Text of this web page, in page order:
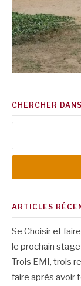
CHERCHER
ARTICLES
Se Choisir et
le prochain stage
Trois EMI, trois
faire après avoir